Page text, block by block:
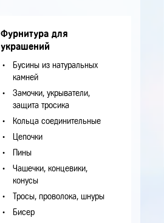
Фурнитура для
украшений
Бусины из натуральных
камней
Замочки, укрыватели,
защита тросика
Кольца соединительные
Цепочки
Пины
Чашечки, концевики,
конусы
Тросы, проволока, шнуры
Бисер